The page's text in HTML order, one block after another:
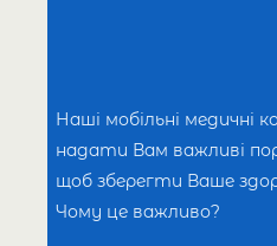
Наші мобільні медичні
надати Вам важливі
щоб зберегти Ваше
Чому це важливо?